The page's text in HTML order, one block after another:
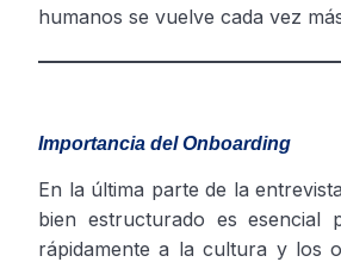
humanos se vuelve cada vez
Importancia del Onboarding
En la última parte de la
bien estructurado es esencial
rápidamente a la cultura y los